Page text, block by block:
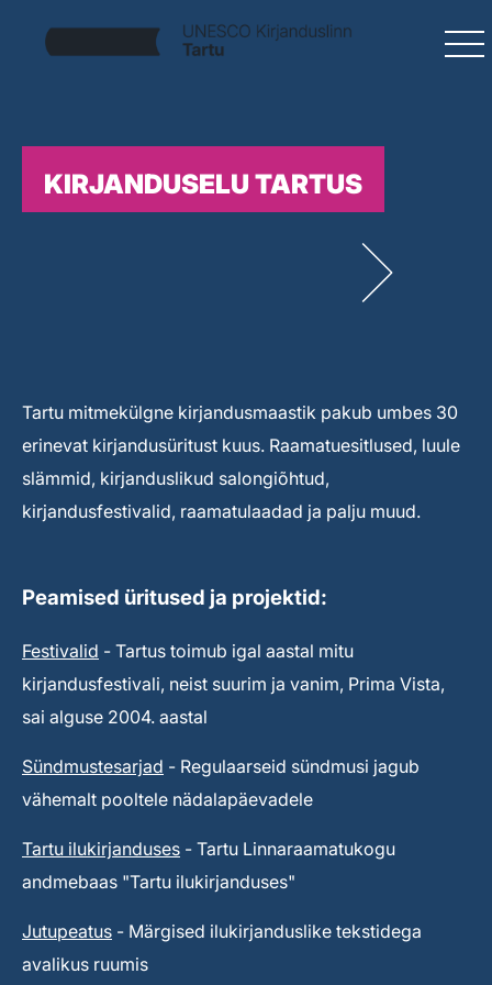
KIRJANDUSELU TARTUS
Tartu mitmekülgne kirjandusmaastik pakub umbes 30
erinevat kirjandusüritust kuus. Raamatuesitlused, luule
slämmid, kirjanduslikud salongiõhtud,
kirjandusfestivalid, raamatulaadad ja palju muud.
Peamised üritused ja projektid:
Festivalid - Tartus toimub igal aastal mitu
kirjandusfestivali, neist suurim ja vanim, Prima Vista,
sai alguse 2004. aastal
Sündmustesarjad - Regulaarseid sündmusi jagub
vähemalt pooltele nädalapäevadele
Tartu ilukirjanduses - Tartu Linnaraamatukogu
andmebaas "Tartu ilukirjanduses"
Jutupeatus - Märgised ilukirjanduslike tekstidega
avalikus ruumis